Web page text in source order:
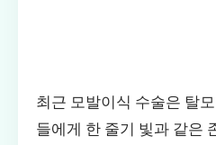
최근 모발이식 수술은 탈
들에게 한 줄기 빛과 같은